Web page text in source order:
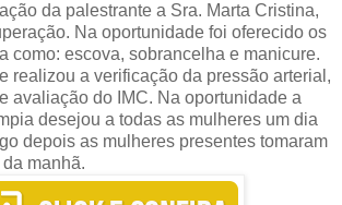
da palestrante a Sra. Marta Cristina,
Na oportunidade foi oferecido os
como: escova, sobrancelha e manicure.
realizou a verificação da pressão arterial,
avaliação do IMC. Na oportunidade a
desejou a todas as mulheres um dia
depois as mulheres presentes tomaram
manhã.